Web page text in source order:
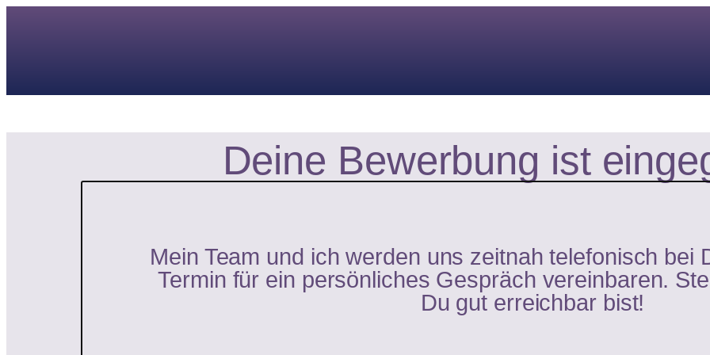
Deine Bewerbung ist
Mein Team und ich werden uns zeitnah telefonisch bei
Termin für ein persönliches Gespräch vereinbaren.
Du gut erreichbar bist!